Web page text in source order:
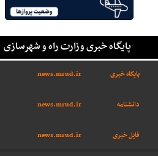
پایگاه خبری وزارت راه و شهرسازی
پایگاه خبری news.mrud.ir
دانشنامه
news.mrud.ir
فایل خبری news.mrud.ir